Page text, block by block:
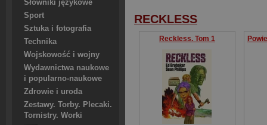
Słowniki językowe
Sport
Sztuka i fotografia
Technika
Wojskowość i wojny
Wydawnictwa naukowe
i popularno-naukowe
Zdrowie i uroda
Zestawy. Torby. Plecaki.
Tornistry. Worki
RECKLESS
Reckless. Tom 1